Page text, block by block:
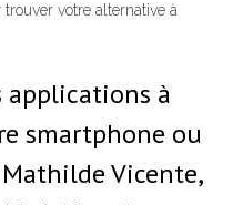
votre alternative à
applications à
smartphone ou
Vicente,